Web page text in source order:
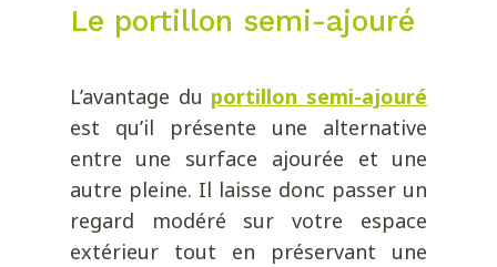
Le portillon semi-ajouré
L’avantage du portillon semi-ajouré
est qu’il présente une alternative
entre une surface ajourée et une
autre pleine. Il laisse donc passer un
regard modéré sur votre espace
extérieur tout en préservant une